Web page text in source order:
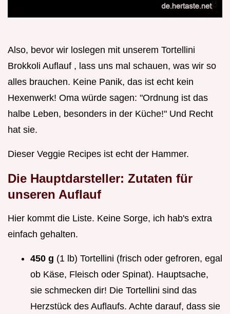
Also, bevor wir loslegen mit unserem Tortellini
Brokkoli Auflauf , lass uns mal schauen, was wir so
alles brauchen. Keine Panik, das ist echt kein
Hexenwerk! Oma würde sagen: "Ordnung ist das
halbe Leben, besonders in der Küche!" Und Recht
hat sie.
Dieser Veggie Recipes ist echt der Hammer.
Die Hauptdarsteller: Zutaten für
unseren Auflauf
Hier kommt die Liste. Keine Sorge, ich hab's extra
einfach gehalten.
450 g (1 lb) Tortellini (frisch oder gefroren, egal
ob Käse, Fleisch oder Spinat). Hauptsache,
sie schmecken dir! Die Tortellini sind das
Herzstück des Auflaufs. Achte darauf, dass sie